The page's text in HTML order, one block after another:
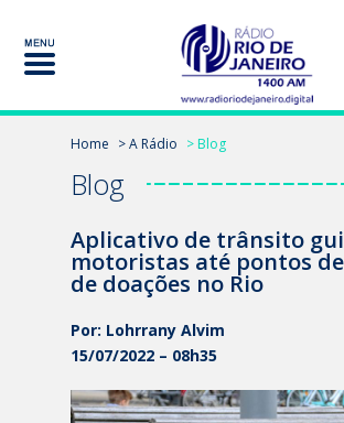
Home > A Rádio > Blog
Blog
Aplicativo de trânsito
motoristas até pontos
de doações no Rio
Por: Lohrrany Alvim
15/07/2022 – 08h35